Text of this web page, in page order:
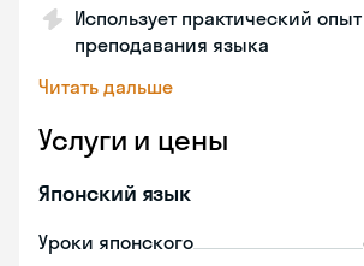
Использует практический
преподавания языка
Читать дальше
Услуги и цены
Японский язык
Уроки японского